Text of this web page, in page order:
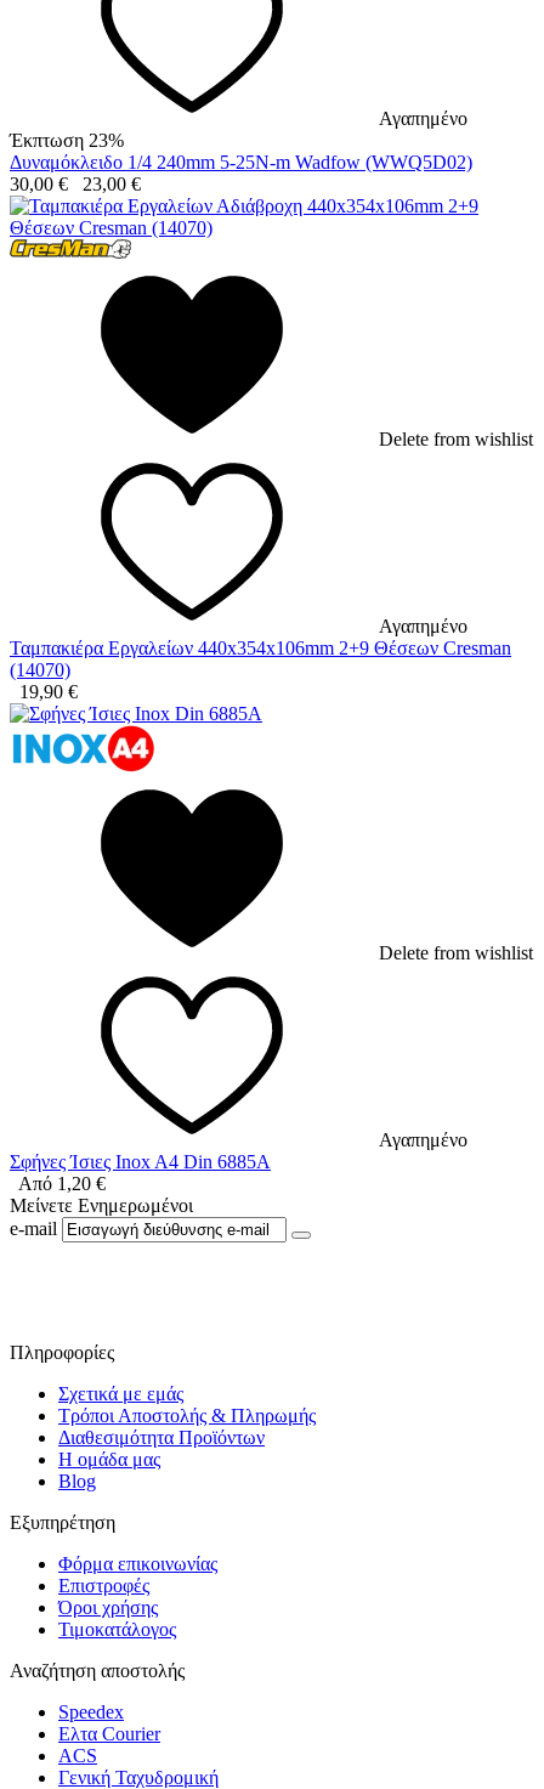
Αγαπημένο
Έκπτωση 23%
Δυναμόκλειδο 1/4 240mm 5-25N-m Wadfow (WWQ5D02)
30,00 € 23,00 €
Delete from wishlist
Αγαπημένο
Ταμπακιέρα Εργαλείων 440x354x106mm 2+9 Θέσεων Cresman
(14070)
19,90 €
Delete from wishlist
Αγαπημένο
Σφήνες Ίσιες Inox A4 Din 6885A
Από 1,20 €
Μείνετε Ενημερωμένοι
e-mail
Πληροφορίες
Σχετικά με εμάς
Τρόποι Αποστολής & Πληρωμής
Διαθεσιμότητα Προϊόντων
Η ομάδα μας
Blog
Εξυπηρέτηση
Φόρμα επικοινωνίας
Επιστροφές
Όροι χρήσης
Τιμοκατάλογος
Αναζήτηση αποστολής
Speedex
Ελτα Courier
ACS
Γενική Ταχυδρομική